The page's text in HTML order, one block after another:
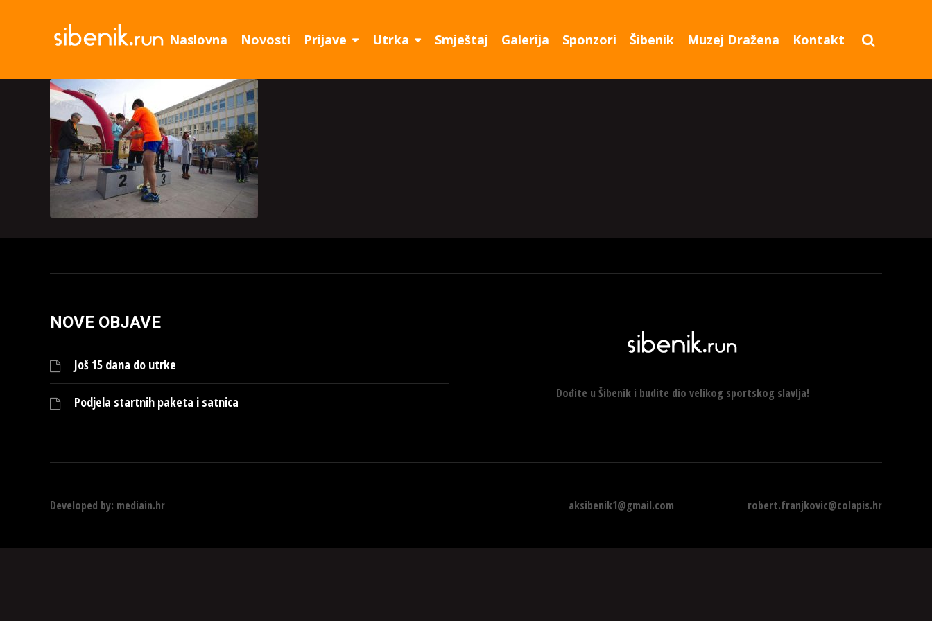
Naslovna Novosti Prijave Utrka Smještaj Galerija Sponzori Šibenik Muzej Dražena Kontakt
NOVE OBJAVE
Još 15 dana do utrke
Podjela startnih paketa i satnica
Dođite u Šibenik i budite dio velikog sportskog slavlja!
Developed by: mediain.hr aksibenik1@gmail.com robert.franjkovic@colapis.hr